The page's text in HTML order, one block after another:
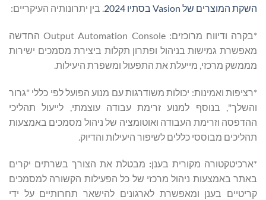
השקת המוצרים של Vasion בסתיו 2024
. בין יתרונותיה העיקריים:
*בקרה ודיווח מרוכזים: Output Automation Console החדשה
מאפשרת גמישות בניהול ופתרון תקלות ביצירת מסמכים ישירות
מממשק מרכזי, מייעלת את התפעול ומשפרת היעילות.
*רציפות ואמינות: יכולות משודרגות עם מנוע הפועל לפי כללי "גרור
והשלך", בנוסף למנוע זרימת עבודה עוצמתי, לייעול תהליכי
ההדפסה וזרימת העבודה ואוטומציה של ניהול מסמכים באמצעות
תהליכים מבוססי כללים לשיפור היעילות והדיוק.
*ארכיטקטורה מקורית בענן: מבטלת את הצורך בשרתים יקרים
באתר באמצעות ניהול מרכזי של כל הפעילות הקשורה למסמכים
קריטיים בענן ומאפשרת לארגונים להישאר תחרותיים על ידי